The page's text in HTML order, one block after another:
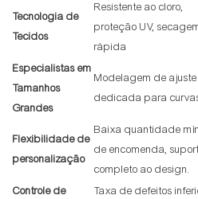
Tecnologia de
Tecidos
Resistente ao cloro,
proteção UV,
rápida
Especialistas em
Tamanhos
Grandes
Modelagem de ajuste
dedicada para
Flexibilidade de
personalização
Baixa quantidade
de encomenda,
completo ao design.
Controle de
Taxa de defeitos